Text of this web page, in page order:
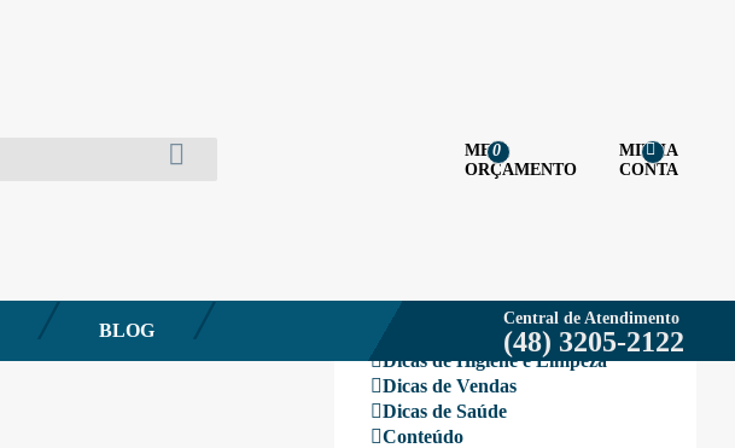
MEU
ORÇAMENTO
0
MINHA
CONTA
BLOG
Central de Atendimento
(48) 3205-2122
Eventos
E-books
Dicas de Higiene e Limpeza
Dicas de Vendas
Dicas de Saúde
Conteúdo